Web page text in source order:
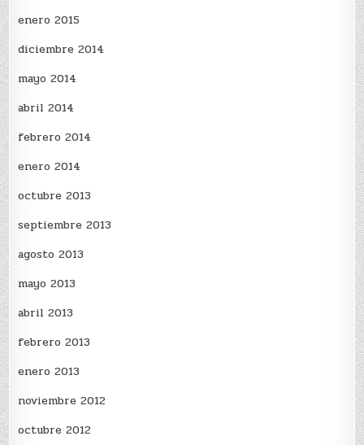
enero 2015
diciembre 2014
mayo 2014
abril 2014
febrero 2014
enero 2014
octubre 2013
septiembre 2013
agosto 2013
mayo 2013
abril 2013
febrero 2013
enero 2013
noviembre 2012
octubre 2012